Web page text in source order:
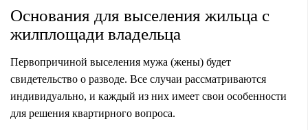
Основания для выселения жильца с
жилплощади владельца
Первопричиной выселения мужа (жены) будет
свидетельство о разводе. Все случаи рассматриваются
индивидуально, и каждый из них имеет свои особенности
для решения квартирного вопроса.